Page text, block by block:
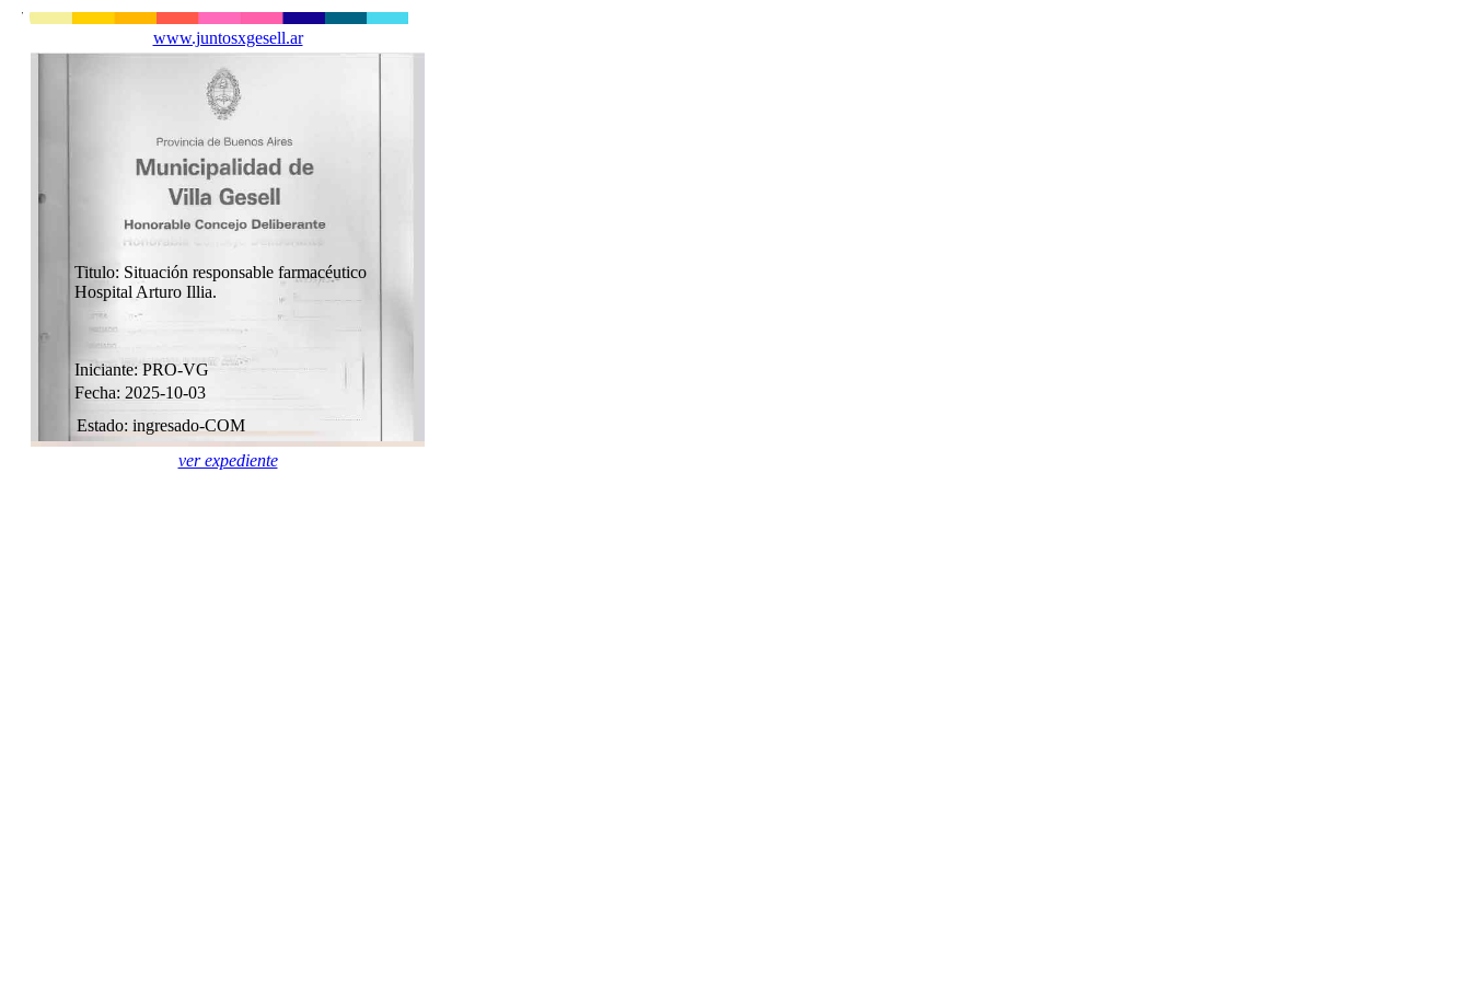
Titulo: Situación responsable farmacéutico
Hospital Arturo Illia.
Fecha: 2025-10-03
Estado: ingresado-COM
Iniciante: PRO-VG
www.juntosxgesell.ar
ver expediente